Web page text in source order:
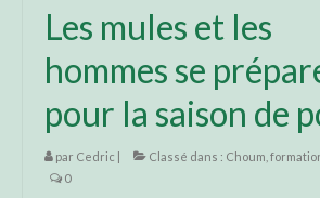
Les mules et les
hommes se
pour la saison de
par Cedric | Classé dans : Choum
0